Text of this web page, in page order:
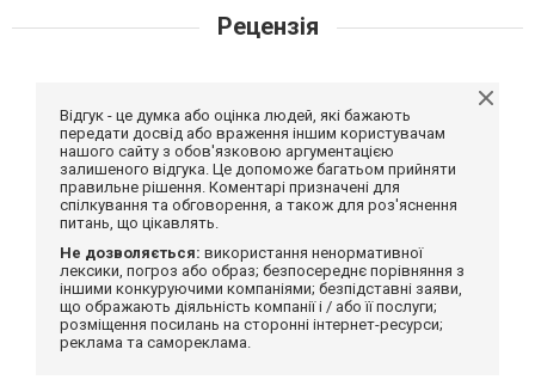
Рецензія
Відгук - це думка або оцінка людей, які бажають
передати досвід або враження іншим користувачам
нашого сайту з обов'язковою аргументацією
залишеного відгука. Це допоможе багатьом прийняти
правильне рішення. Коментарі призначені для
спілкування та обговорення, а також для роз'яснення
питань, що цікавлять.
Не дозволяється: використання ненормативної
лексики, погроз або образ; безпосереднє порівняння з
іншими конкуруючими компаніями; безпідставні заяви,
що ображають діяльність компанії і / або її послуги;
розміщення посилань на сторонні інтернет-ресурси;
реклама та самореклама.